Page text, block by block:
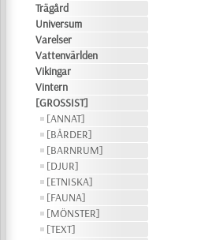
Trägård
Universum
Varelser
Vattenvärlden
Vikingar
Vintern
[GROSSIST]
[ANNAT]
[BÅRDER]
[BARNRUM]
[DJUR]
[ETNISKA]
[FAUNA]
[MÖNSTER]
[TEXT]